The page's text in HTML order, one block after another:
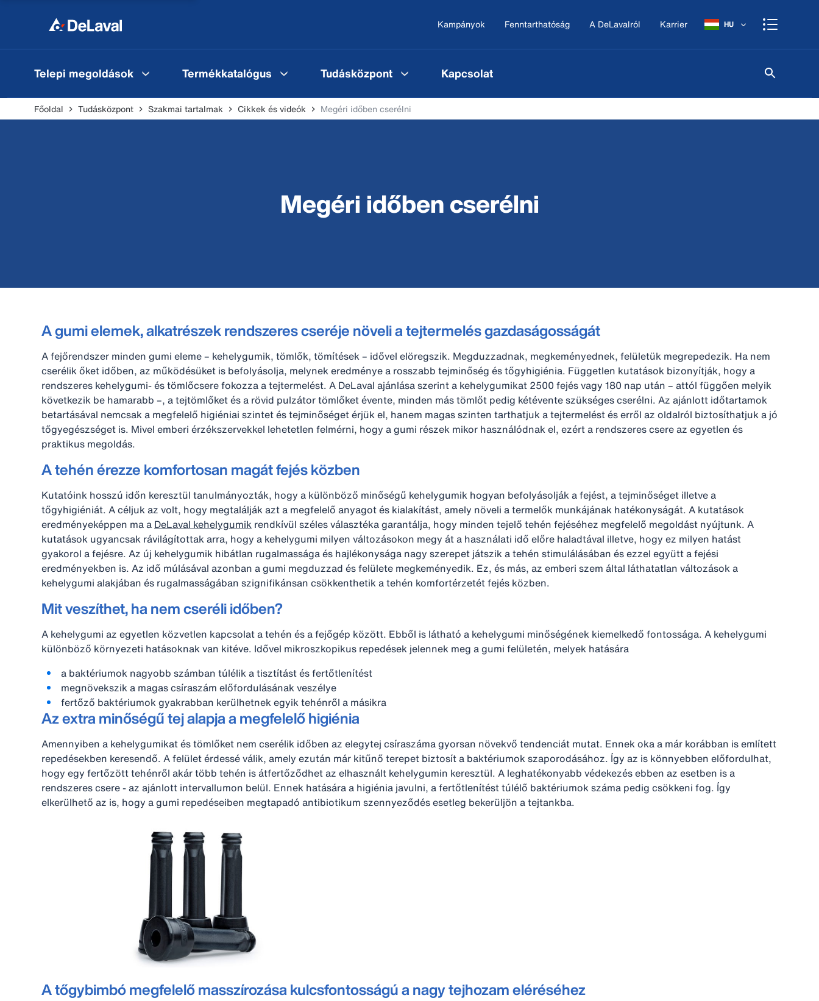
Kampányok Fenntarthatóság A DeLavalról Karrier HU
Telepi megoldások Termékkatalógus Tudásközpont Kapcsolat
Főoldal Tudásközpont Szakmai tartalmak Cikkek és videók Megéri időben cserélni
Megéri időben cserélni
A gumi elemek, alkatrészek rendszeres cseréje növeli a tejtermelés gazdaságosságát
A fejőrendszer minden gumi eleme – kehelygumik, tömlők, tömítések – idővel elöregszik. Megduzzadnak, megkeményednek, felületük megrepedezik. Ha nem
cserélik őket időben, az működésüket is befolyásolja, melynek eredménye a rosszabb tejminőség és tőgyhigiénia. Független kutatások bizonyítják, hogy a
rendszeres kehelygumi- és tömlőcsere fokozza a tejtermelést. A DeLaval ajánlása szerint a kehelygumikat 2500 fejés vagy 180 nap után – attól függően melyik
következik be hamarabb –, a tejtömlőket és a rövid pulzátor tömlőket évente, minden más tömlőt pedig kétévente szükséges cserélni. Az ajánlott időtartamok
betartásával nemcsak a megfelelő higiéniai szintet és tejminőséget érjük el, hanem magas szinten tarthatjuk a tejtermelést és erről az oldalról biztosíthatjuk a jó
tőgyegészséget is. Mivel emberi érzékszervekkel lehetetlen felmérni, hogy a gumi részek mikor használódnak el, ezért a rendszeres csere az egyetlen és
praktikus megoldás.
A tehén érezze komfortosan magát fejés közben
Kutatóink hosszú időn keresztül tanulmányozták, hogy a különböző minőségű kehelygumik hogyan befolyásolják a fejést, a tejminőséget illetve a
tőgyhigiéniát. A céljuk az volt, hogy megtalálják azt a megfelelő anyagot és kialakítást, amely növeli a termelők munkájának hatékonyságát. A kutatások
eredményeképpen ma a DeLaval kehelygumik rendkívül széles választéka garantálja, hogy minden tejelő tehén fejéséhez megfelelő megoldást nyújtunk. A
kutatások ugyancsak rávilágítottak arra, hogy a kehelygumi milyen változásokon megy át a használati idő előre haladtával illetve, hogy ez milyen hatást
gyakorol a fejésre. Az új kehelygumik hibátlan rugalmassága és hajlékonysága nagy szerepet játszik a tehén stimulálásában és ezzel együtt a fejési
eredményekben is. Az idő múlásával azonban a gumi megduzzad és felülete megkeményedik. Ez, és más, az emberi szem által láthatatlan változások a
kehelygumi alakjában és rugalmasságában szignifikánsan csökkenthetik a tehén komfortérzetét fejés közben.
Mit veszíthet, ha nem cseréli időben?
A kehelygumi az egyetlen közvetlen kapcsolat a tehén és a fejőgép között. Ebből is látható a kehelygumi minőségének kiemelkedő fontossága. A kehelygumi
különböző környezeti hatásoknak van kitéve. Idővel mikroszkopikus repedések jelennek meg a gumi felületén, melyek hatására
a baktériumok nagyobb számban túlélik a tisztítást és fertőtlenítést
megnövekszik a magas csíraszám előfordulásának veszélye
fertőző baktériumok gyakrabban kerülhetnek egyik tehénről a másikra
Az extra minőségű tej alapja a megfelelő higiénia
Amennyiben a kehelygumikat és tömlőket nem cserélik időben az elegytej csíraszáma gyorsan növekvő tendenciát mutat. Ennek oka a már korábban is említett
repedésekben keresendő. A felület érdessé válik, amely ezután már kitűnő terepet biztosít a baktériumok szaporodásához. Így az is könnyebben előfordulhat,
hogy egy fertőzött tehénről akár több tehén is átfertőződhet az elhasznált kehelygumin keresztül. A leghatékonyabb védekezés ebben az esetben is a
rendszeres csere - az ajánlott intervallumon belül. Ennek hatására a higiénia javulni, a fertőtlenítést túlélő baktériumok száma pedig csökkeni fog. Így
elkerülhető az is, hogy a gumi repedéseiben megtapadó antibiotikum szennyeződés esetleg bekerüljön a tejtankba.
A tőgybimbó megfelelő masszírozása kulcsfontosságú a nagy tejhozam eléréséhez